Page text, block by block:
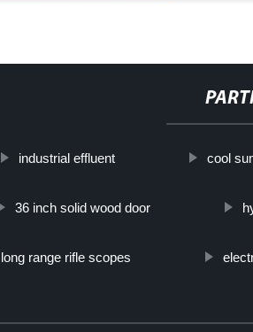
industrial effluent cool
36 inch solid wood door
long range rifle scopes